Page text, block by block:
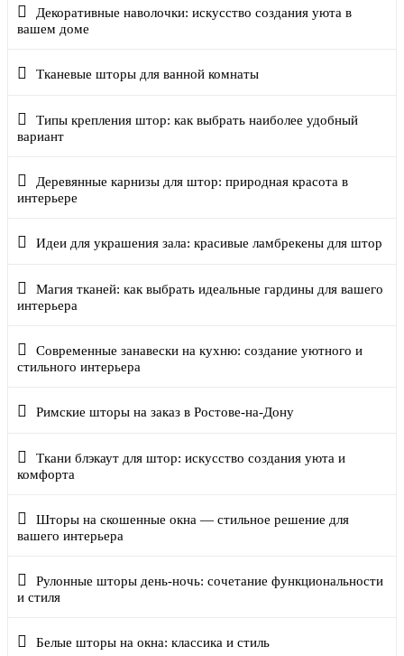
Декоративные наволочки: искусство создания уюта в
вашем доме
Тканевые шторы для ванной комнаты
Типы крепления штор: как выбрать наиболее удобный
вариант
Деревянные карнизы для штор: природная красота в
интерьере
Идеи для украшения зала: красивые ламбрекены для штор
Магия тканей: как выбрать идеальные гардины для вашего
интерьера
Современные занавески на кухню: создание уютного и
стильного интерьера
Римские шторы на заказ в Ростове-на-Дону
Ткани блэкаут для штор: искусство создания уюта и
комфорта
Шторы на скошенные окна — стильное решение для
вашего интерьера
Рулонные шторы день-ночь: сочетание функциональности
и стиля
Белые шторы на окна: классика и стиль